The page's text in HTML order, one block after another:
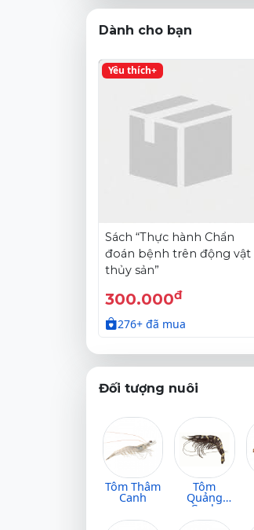
Dành cho bạn
Yêu thích+
Sách “Thực hành Chẩn
đoán bệnh trên động vật
thủy sản”
300.000đ
276+ đã mua
Đối tượng nuôi
Tôm Thâm
Canh
Tôm
Quảng
Canh